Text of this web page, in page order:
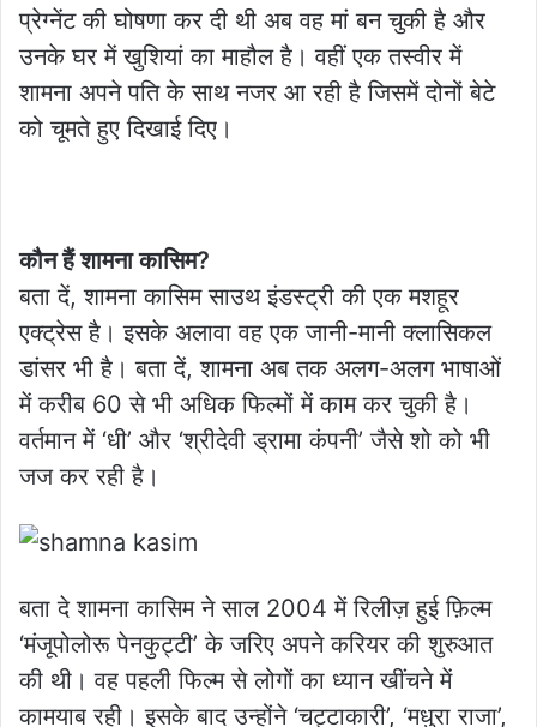
प्रेग्नेंट की घोषणा कर दी थी अब वह मां बन चुकी है और
उनके घर में खुशियां का माहौल है। वहीं एक तस्वीर में
शामना अपने पति के साथ नजर आ रही है जिसमें दोनों बेटे
को चूमते हुए दिखाई दिए।
कौन हैं शामना कासिम?
बता दें, शामना कासिम साउथ इंडस्ट्री की एक मशहूर
एक्ट्रेस है। इसके अलावा वह एक जानी-मानी क्लासिकल
डांसर भी है। बता दें, शामना अब तक अलग-अलग भाषाओं
में करीब 60 से भी अधिक फिल्मों में काम कर चुकी है।
वर्तमान में ‘धी’ और ‘श्रीदेवी ड्रामा कंपनी’ जैसे शो को भी
जज कर रही है।
बता दे शामना कासिम ने साल 2004 में रिलीज़ हुई फ़िल्म
‘मंजूपोलोरू पेनकुट्टी’ के जरिए अपने करियर की शुरुआत
की थी। वह पहली फिल्म से लोगों का ध्यान खींचने में
कामयाब रही। इसके बाद उन्होंने ‘चट्टाकारी’, ‘मधुरा राजा’,